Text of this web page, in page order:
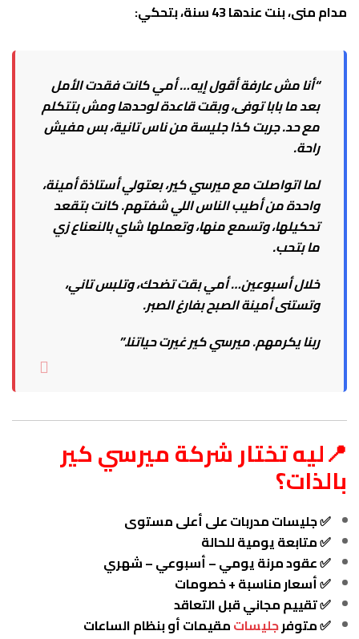
مدام منى، بنت عندها 43 سنة، بتحكي:
“أنا مش عارفة أقول إيه… أمي كانت فقدت الأمل
بعد ما بابا توفى، وبقت قاعدة لوحدها ومش بتتكلم
مع حد. جربت كذا جليسة من ناس تانية، بس مفيش
راحة.
لما اتواصلت مع ميرسي كير، بعتولي أستاذة أمينة،
واحدة من أطيب الناس اللي شفتهم. كانت بتقعد
تحكيلها، وتسمع منها، وتعملها شاي بالنعناع زي
ما بتحب.
خلال أسبوعين… أمي بقت تضحك، وتلبس تاني،
وتستنى أمينة الصبح بفارغ الصبر.
ربنا يكرمهم. ميرسي كير غيرت حياتنا.”
📍ليه تختار شركة ميرسي كير
بالذات؟
✅ جليسات مدربات على أعلى مستوى
✅ متابعة يومية للحالة
✅ عقود مرنة يومي – أسبوعي – شهري
✅ أسعار مناسبة + خصومات
✅ تقييم مجاني قبل التعاقد
✅ متوفرجليساتمقيمات أو بنظام الساعات